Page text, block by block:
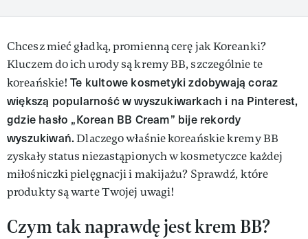
Chcesz mieć gładką, promienną cerę jak Koreanki?
Kluczem do ich urody są kremy BB, szczególnie te
koreańskie!Te kultowe kosmetyki zdobywają coraz
większą popularność w wyszukiwarkach i na Pinterest,
gdzie hasło „Korean BB Cream” bije rekordy
wyszukiwań.Dlaczego właśnie koreańskie kremy BB
zyskały status niezastąpionych w kosmetyczce każdej
miłośniczki pielęgnacji i makijażu? Sprawdź, które
produkty są warte Twojej uwagi!
Czym tak naprawdę jest krem BB?